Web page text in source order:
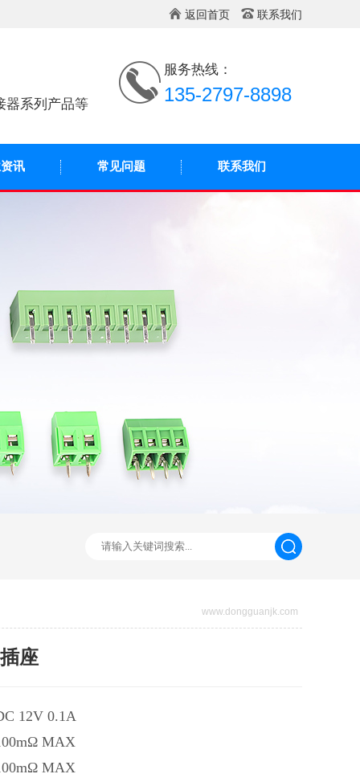
返回首页 联系我们
器系列产品等
服务热线：
135-2797-8898
讯 常见问题 联系我们
www.dongguanjk.com
座
12V 0.1A
MAX
MAX